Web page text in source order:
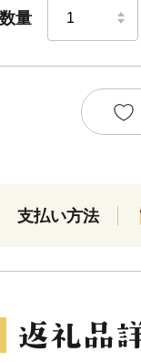
数量
支払い方法